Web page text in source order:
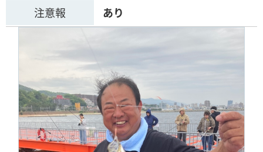
注意報
あり